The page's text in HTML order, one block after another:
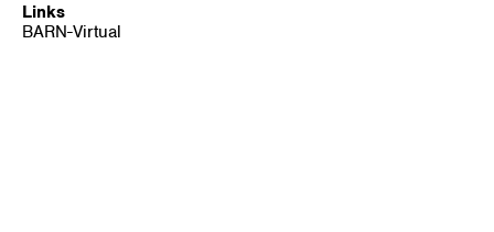
Links
BARN-Virtual